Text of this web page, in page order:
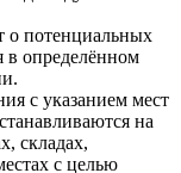
потенциальных
в определённом
с указанием мест
на
складах,
с целью